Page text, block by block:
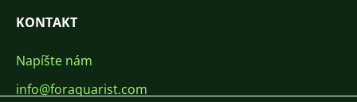
KONTAKT
Napíšte nám
info@foraquarist.com